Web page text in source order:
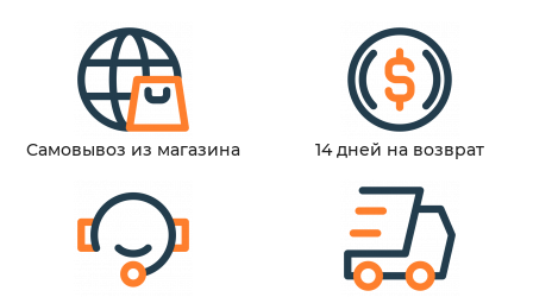
Самовывоз из магазина 14 дней на возврат